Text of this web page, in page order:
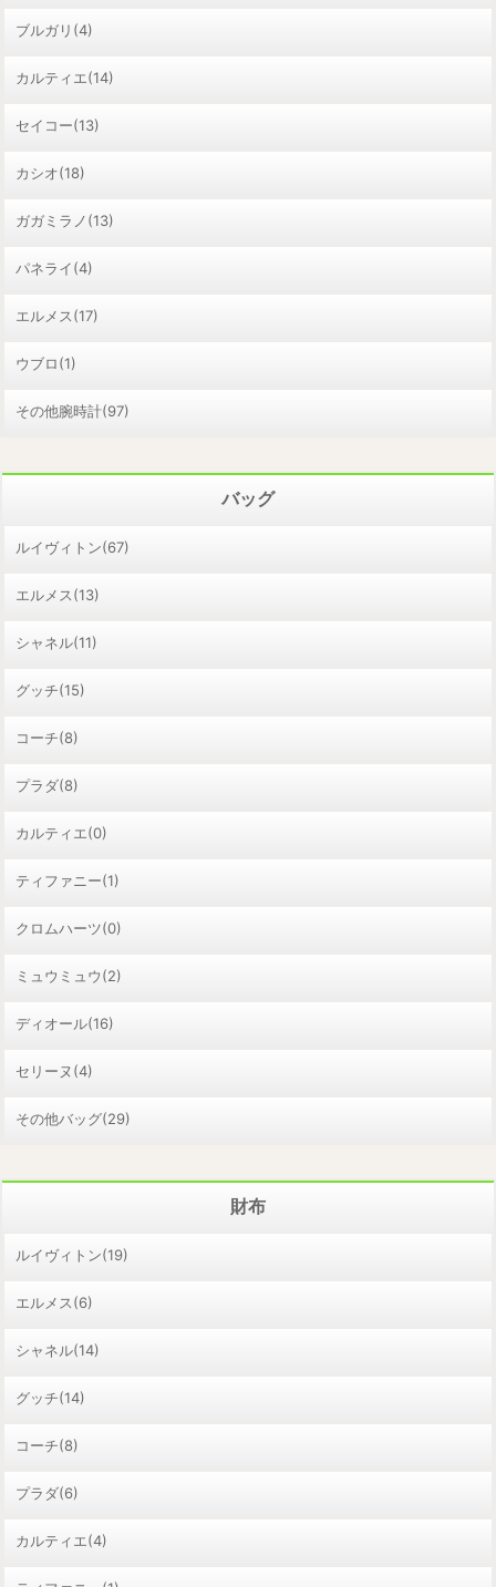
ブルガリ(4)
カルティエ(14)
セイコー(13)
カシオ(18)
ガガミラノ(13)
パネライ(4)
エルメス(17)
ウブロ(1)
その他腕時計(97)
バッグ
ルイヴィトン(67)
エルメス(13)
シャネル(11)
グッチ(15)
コーチ(8)
プラダ(8)
カルティエ(0)
ティファニー(1)
クロムハーツ(0)
ミュウミュウ(2)
ディオール(16)
セリーヌ(4)
その他バッグ(29)
財布
ルイヴィトン(19)
エルメス(6)
シャネル(14)
グッチ(14)
コーチ(8)
プラダ(6)
カルティエ(4)